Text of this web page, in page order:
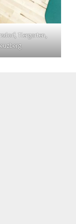
Tiergarten,